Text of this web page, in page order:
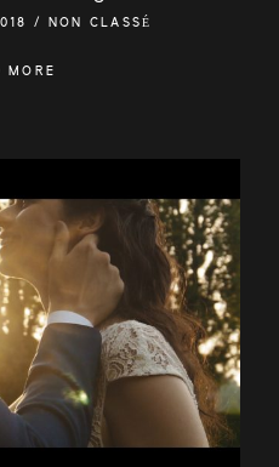
/ NON CLASSÉ
MORE